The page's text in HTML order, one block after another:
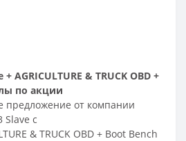
AGRICULTURE & TRUCK OBD +
по акции
предложение от компании
Slave с
& TRUCK OBD + Boot Bench